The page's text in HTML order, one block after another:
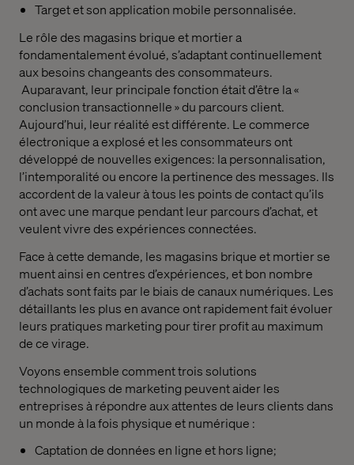
Target et son application mobile personnalisée.
Le rôle des magasins brique et mortier a
fondamentalement évolué, s’adaptant continuellement
aux besoins changeants des consommateurs.
Auparavant, leur principale fonction était d’être la «
conclusion transactionnelle » du parcours client.
Aujourd’hui, leur réalité est différente. Le commerce
électronique a explosé et les consommateurs ont
développé de nouvelles exigences: la personnalisation,
l’intemporalité ou encore la pertinence des messages. Ils
accordent de la valeur à tous les points de contact qu’ils
ont avec une marque pendant leur parcours d’achat, et
veulent vivre des expériences connectées.
Face à cette demande, les magasins brique et mortier se
muent ainsi en centres d’expériences, et bon nombre
d’achats sont faits par le biais de canaux numériques. Les
détaillants les plus en avance ont rapidement fait évoluer
leurs pratiques marketing pour tirer profit au maximum
de ce virage.
Voyons ensemble comment trois solutions
technologiques de marketing peuvent aider les
entreprises à répondre aux attentes de leurs clients dans
un monde à la fois physique et numérique :
Captation de données en ligne et hors ligne;